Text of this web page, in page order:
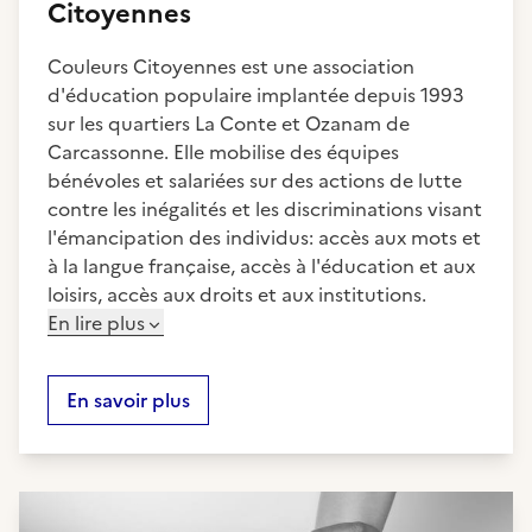
Citoyennes
Couleurs Citoyennes est une association
d'éducation populaire implantée depuis 1993
sur les quartiers La Conte et Ozanam de
Carcassonne. Elle mobilise des équipes
bénévoles et salariées sur des actions de lutte
contre les inégalités et les discriminations visant
l'émancipation des individus: accès aux mots et
à la langue française, accès à l'éducation et aux
loisirs, accès aux droits et aux institutions.
En lire plus
En savoir plus